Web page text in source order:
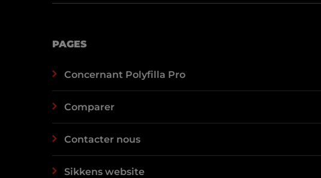
PAGES
Concernant Polyfilla Pro
Comparer
Contacter nous
Sikkens website